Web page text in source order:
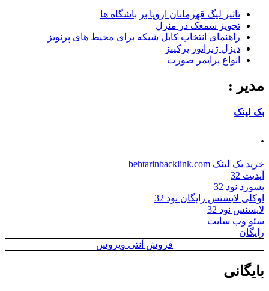
تاثیر لیگ قهرمانان اروپا بر باشگاه ها
تجویز سمعک در منزل
راهنمای انتخاب کابل شبکه برای محیط های پرنویز
دیزل ژنراتور پرکینز
انواع پرایمر صورت
مدیر :
بک لینک
.
خرید بک لینک behtarinbacklink.com
آپدیت 32
پسورد نود 32
اوکلی لایسنس رایگان نود 32
لایسنس نود 32
سئو وب سایت
رایگان
فروش آنتی ویروس
بایگانی